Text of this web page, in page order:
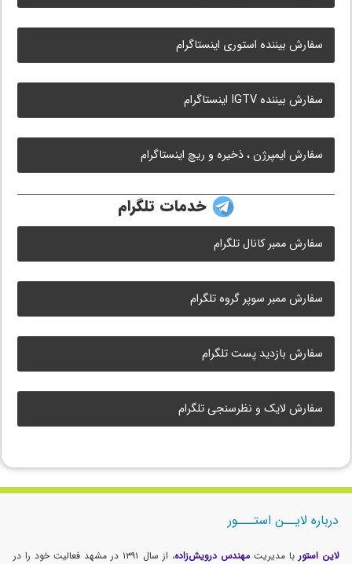
سفارش بیننده استوری اینستاگرام
سفارش بیننده IGTV اینستاگرام
سفارش ایمپرژن ، ذخیره و ریچ اینستاگرام
خدمات تلگرام
سفارش ممبر کانال تلگرام
سفارش ممبر سوپر گروه تلگرام
سفارش بازدید پست تلگرام
سفارش لایک و نظرسنجی تلگرام